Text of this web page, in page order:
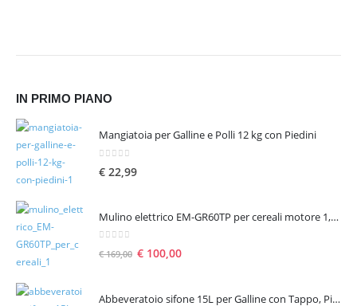
IN PRIMO PIANO
Mangiatoia per Galline e Polli 12 kg con Piedini
€ 22,99
Mulino elettrico EM-GR60TP per cereali motore 1,6 hp 1300 W – seconda scelta
€169,00 € 100,00
Abbeveratoio sifone 15L per Galline con Tappo, Piedini e Manico